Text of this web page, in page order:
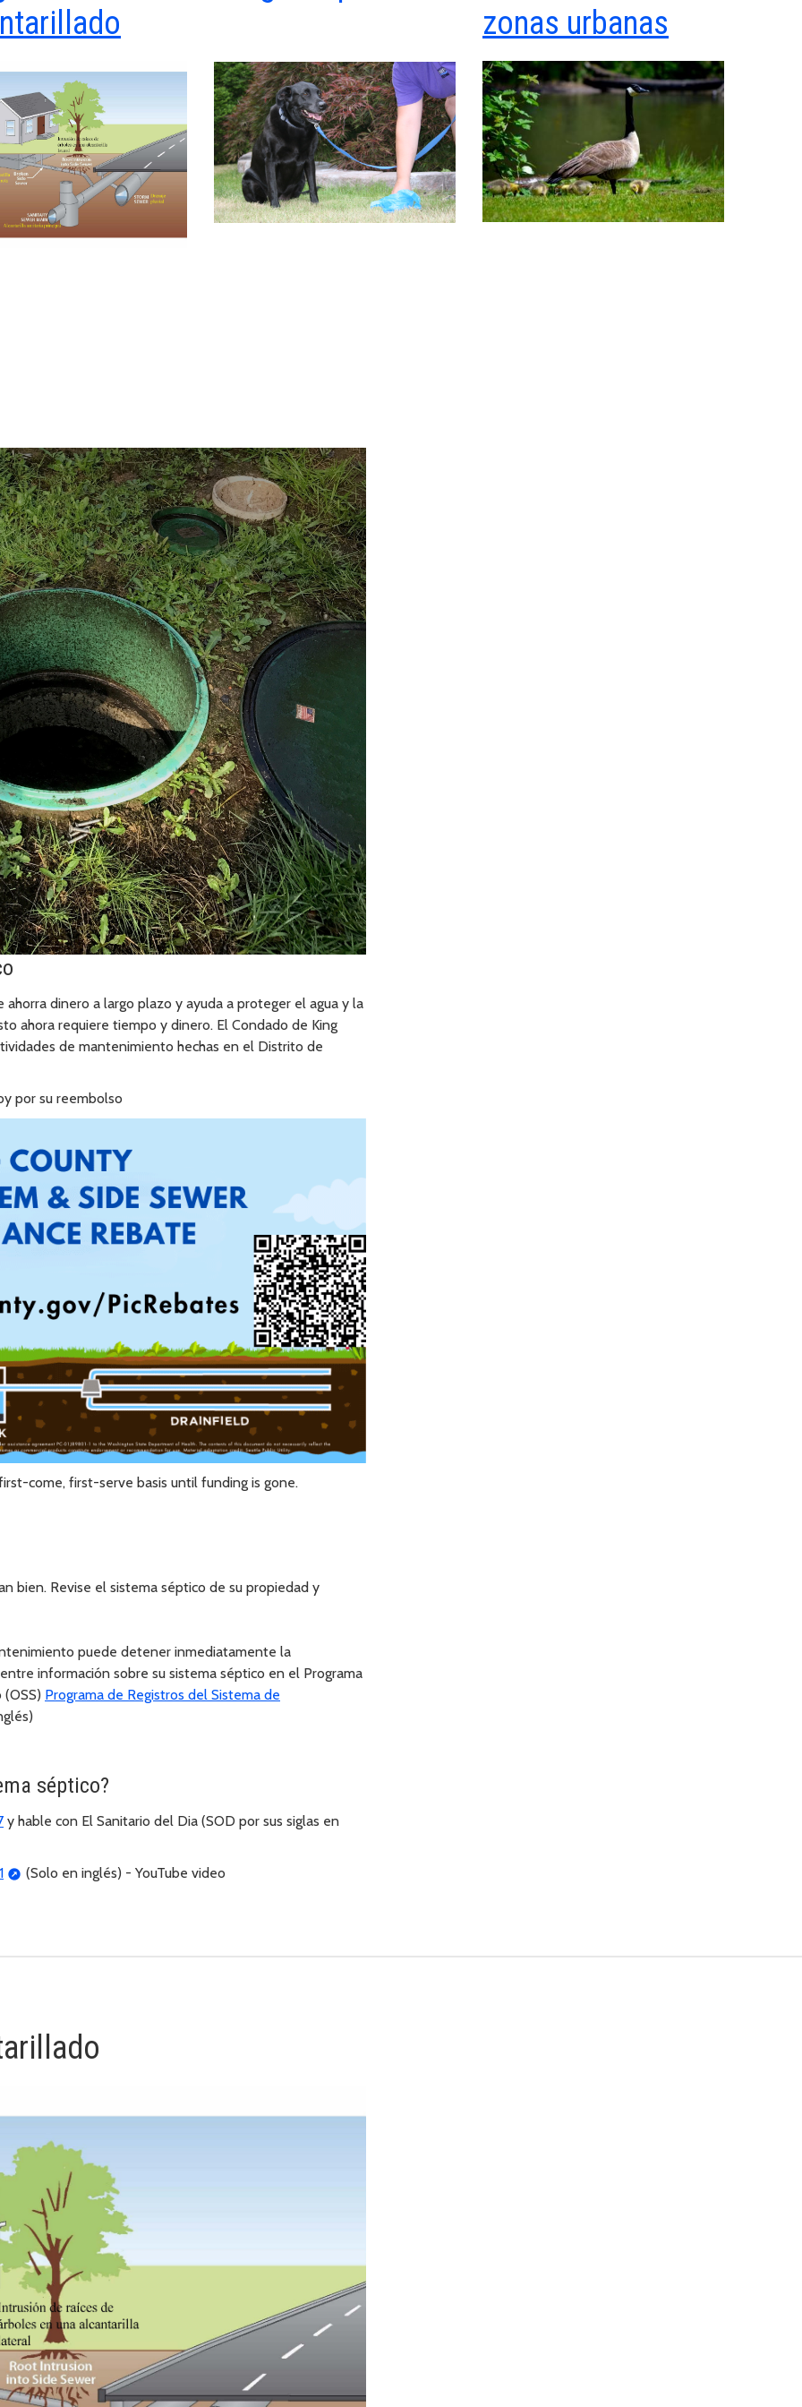
zonas urbanas
dinero a largo plazo y ayuda a proteger el agua y la
ahora requiere tiempo y dinero. El Condado de King
de mantenimiento hechas en el Distrito de
por su reembolso
come, first-serve basis until funding is gone.
bien. Revise el sistema séptico de su propiedad y
puede detener inmediatamente la
información sobre su sistema séptico en el Programa
Programa de Registros del Sistema de
séptico?
y hable con El Sanitario del Dia (SOD por sus siglas en
(Solo en inglés) - YouTube video